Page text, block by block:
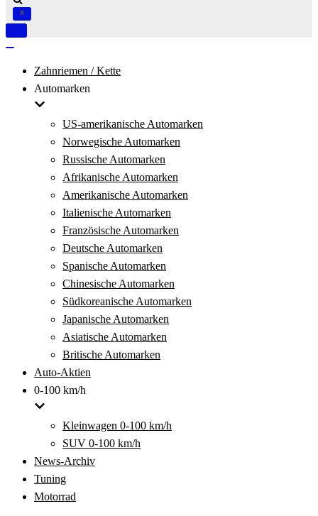
Navigation
Zahnriemen / Kette
Automarken
US-amerikanische Automarken
Norwegische Automarken
Russische Automarken
Afrikanische Automarken
Amerikanische Automarken
Italienische Automarken
Französische Automarken
Deutsche Automarken
Spanische Automarken
Chinesische Automarken
Südkoreanische Automarken
Japanische Automarken
Asiatische Automarken
Britische Automarken
Auto-Aktien
0-100 km/h
Kleinwagen 0-100 km/h
SUV 0-100 km/h
News-Archiv
Tuning
Motorrad